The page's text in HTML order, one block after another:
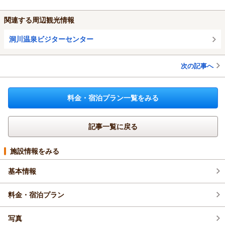
関連する周辺観光情報
洞川温泉ビジターセンター
次の記事へ
料金・宿泊プラン一覧をみる
記事一覧に戻る
施設情報をみる
基本情報
料金・宿泊プラン
写真